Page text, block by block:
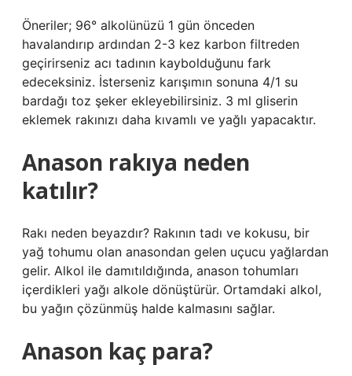
Öneriler; 96° alkolünüzü 1 gün önceden
havalandırıp ardından 2-3 kez karbon filtreden
geçirirseniz acı tadının kaybolduğunu fark
edeceksiniz. İsterseniz karışımın sonuna 4/1 su
bardağı toz şeker ekleyebilirsiniz. 3 ml gliserin
eklemek rakınızı daha kıvamlı ve yağlı yapacaktır.
Anason rakıya neden
katılır?
Rakı neden beyazdır? Rakının tadı ve kokusu, bir
yağ tohumu olan anasondan gelen uçucu yağlardan
gelir. Alkol ile damıtıldığında, anason tohumları
içerdikleri yağı alkole dönüştürür. Ortamdaki alkol,
bu yağın çözünmüş halde kalmasını sağlar.
Anason kaç para?